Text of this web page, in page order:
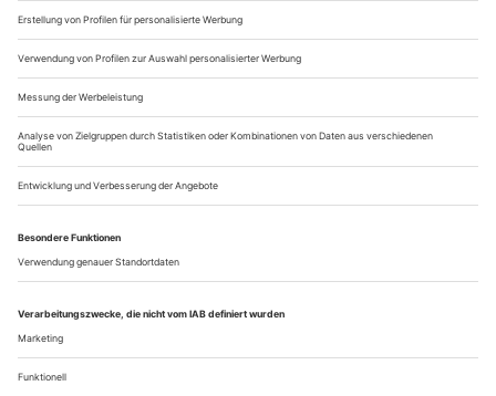
Seltsame Pracht
Mark Tanseys Gemälde überlisten zärtlich das selbstverständliche
Schauen
Man liest und hört manchmal Dinge, die einem sofort sehr
einleuchten, flüchtige Spontan-Wahrheiten, an die man sich
für immer erinnern möchte – und die man in der nächsten
Minute aber schon spurlos vergessen hat. Dann vergehen
Jahre, und plötzlich, im passendsten oder unpassendsten
Moment, erinnert man sich an den flüchtigen Rest eines vor
Jahren geführten...